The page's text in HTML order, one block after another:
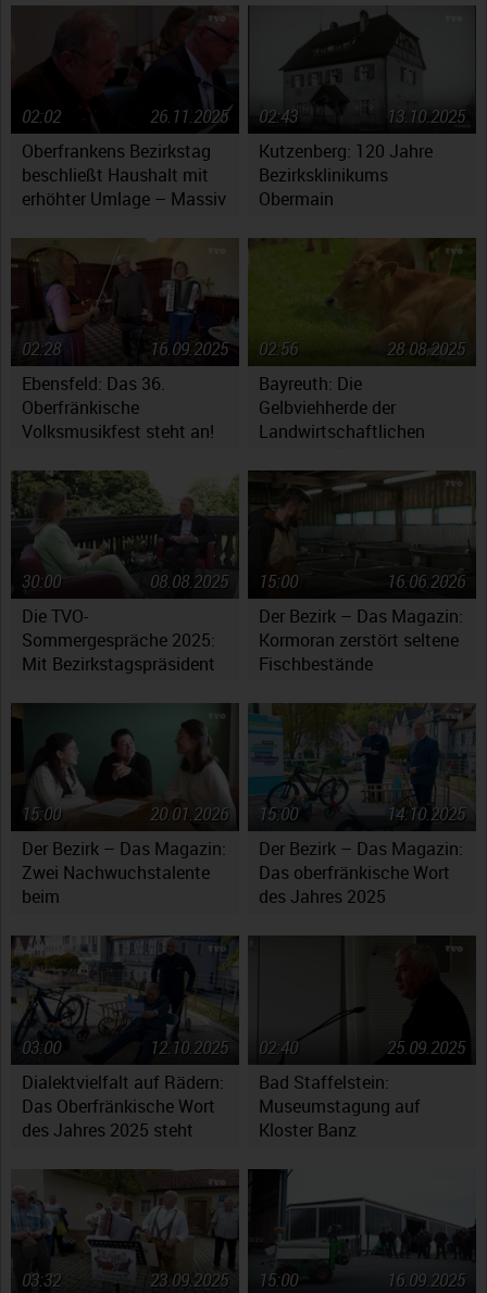
Oberfrankens Bezirkstag
beschließt Haushalt mit
erhöhter Umlage – Massiv
Fragen auf
26.11.2025
02:02
Kutzenberg: 120 Jahre
Bezirksklinikums
Obermain
13.10.2025
02:43
Ebensfeld: Das 36.
Oberfränkische
Volksmusikfest steht an!
16.09.2025
02:28
Bayreuth: Die
Gelbviehherde der
Landwirtschaftlichen
28.08.2025
02:56
Die TVO-
Sommergespräche 2025:
Mit Bezirkstagspräsident
08.08.2025
30:00
Der Bezirk – Das Magazin:
Kormoran zerstört seltene
Fischbestände
16.06.2026
15:00
Der Bezirk – Das Magazin:
Zwei Nachwuchstalente
beim
Oberfranken
20.01.2026
15:00
Der Bezirk – Das Magazin:
Das oberfränkische Wort
des Jahres 2025
14.10.2025
15:00
Dialektvielfalt auf Rädern:
Das Oberfränkische Wort
des Jahres 2025 steht
12.10.2025
03:00
Bad Staffelstein:
Museumstagung auf
Kloster Banz
25.09.2025
02:40
23.09.2025
03:32
16.09.2025
15:00